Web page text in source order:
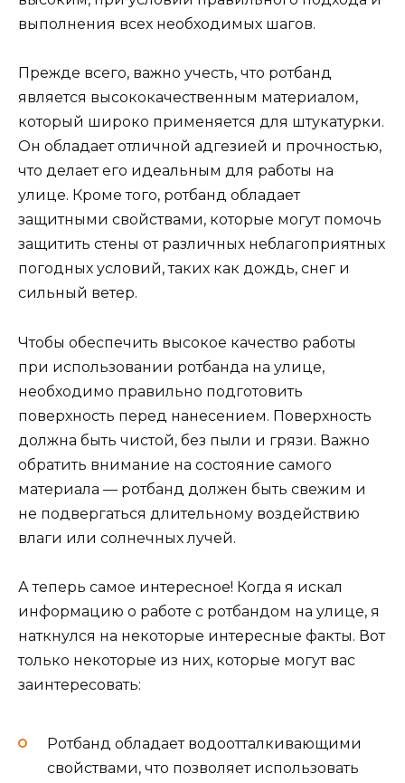
выполнения всех необходимых шагов.
Прежде всего, важно учесть, что ротбанд
является высококачественным материалом,
который широко применяется для штукатурки.
Он обладает отличной адгезией и прочностью,
что делает его идеальным для работы на
улице. Кроме того, ротбанд обладает
защитными свойствами, которые могут помочь
защитить стены от различных неблагоприятных
погодных условий, таких как дождь, снег и
сильный ветер.
Чтобы обеспечить высокое качество работы
при использовании ротбанда на улице,
необходимо правильно подготовить
поверхность перед нанесением. Поверхность
должна быть чистой, без пыли и грязи. Важно
обратить внимание на состояние самого
материала — ротбанд должен быть свежим и
не подвергаться длительному воздействию
влаги или солнечных лучей.
А теперь самое интересное! Когда я искал
информацию о работе с ротбандом на улице, я
наткнулся на некоторые интересные факты. Вот
только некоторые из них, которые могут вас
заинтересовать:
Ротбанд обладает водоотталкивающими
свойствами, что позволяет использовать